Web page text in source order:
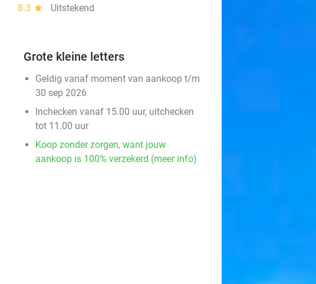
8.3 star
Uitstekend
Grote kleine letters
Geldig vanaf moment van aankoop t/m
30 sep 2026
Inchecken vanaf 15.00 uur, uitchecken
tot 11.00 uur
Koop zonder zorgen, want jouw
aankoop is 100% verzekerd (meer info)